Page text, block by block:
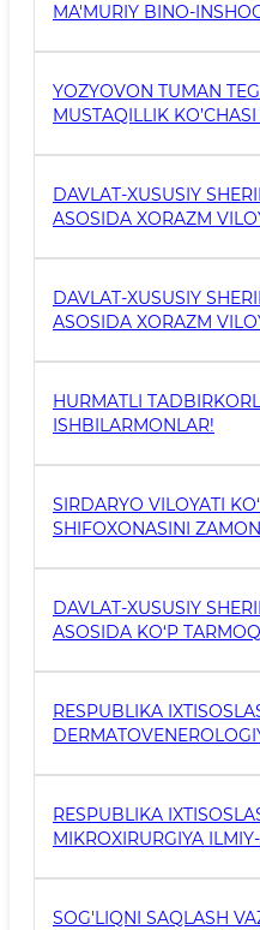
MA'MURIY BINO-
YOZYOVON TUMAN
MUSTAQILLIK
QARASHLI BIR QAVATLI
TABOBATXONASINI
O’RNIDA 375,75 M2
DAVLAT-XUSUSIY
ASOSIDA XORAZM
OSHIRILADIGAN LOYIHA
DAVLAT-XUSUSIY
ASOSIDA XORAZM
OSHIRILADIGAN LOYIHA
HURMATLI
ISHBILARMONLAR!
SIRDARYO VILOYATI
SHIFOXONASINI
DAVLAT-XUSUSIY
ASOSIDA KO‘P
YUZASIDAN
EʼLONI
RESPUBLIKA
QASHQADARYO
RESPUBLIKA
MIKROXIRURGIYA
SOG'LIQNI SAQLASH